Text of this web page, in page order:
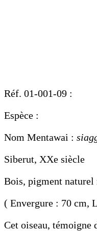
Réf. 01-001-09 :
Espèce :
Nom Mentawai :
Siberut, XXe siècle
Bois, pigment naturel
( Envergure : 70 cm,
Cet oiseau, témoigne